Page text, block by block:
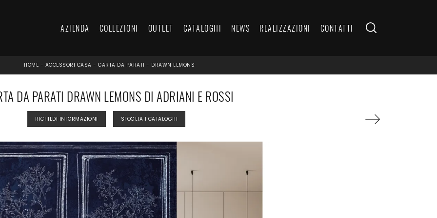
AZIENDA COLLEZIONI OUTLET CATALOGHI NEWS REALIZZAZIONI CONTATTI
HOME - ACCESSORI CASA - CARTA DA PARATI - DRAWN LEMONS
DA PARATI DRAWN LEMONS DI ADRIANI E ROSSI
RICHIEDI INFORMAZIONI SFOGLIA I CATALOGHI